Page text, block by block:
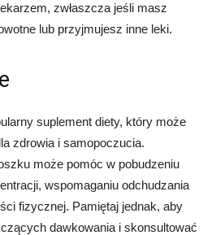
zwłaszcza jeśli masz
lub przyjmujesz inne leki.
suplement diety, który może
zdrowia i samopoczucia.
może pomóc w pobudzeniu
wspomaganiu odchudzania
fizycznej. Pamiętaj jednak, aby
dawkowania i skonsultować